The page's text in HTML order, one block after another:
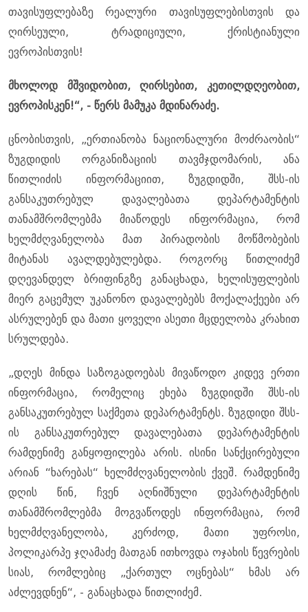
თავისუფლებაზე რეალური თავისუფლებისთვის და
ღირსეული, ტრადიციული, ქრისტიანული
ევროპისთვის!
მხოლოდ მშვიდობით, ღირსებით, კეთილდღეობით,
ევროპისკენ!“, - წერს მამუკა მდინარაძე.
ცნობისთვის, „ერთიანობა ნაციონალური მოძრაობის“
ზუგდიდის ორგანიზაციის თავმჯდომარის, ანა
წითლიძის ინფორმაციით, ზუგდიდში, შსს-ის
განსაკუთრებულ დავალებათა დეპარტამენტის
თანამშრომლებმა მიაწოდეს ინფორმაცია, რომ
ხელმძღვანელობა მათ პირადობის მოწმობების
მიტანას ავალდებულებდა. როგორც წითლიძემ
დღევანდელ ბრიფინგზე განაცხადა, ხელისუფლების
მიერ გაცემულ უკანონო დავალებებს მოქალაქეები არ
ასრულებენ და მათი ყოველი ასეთი მცდელობა კრახით
სრულდება.
„დღეს მინდა საზოგადოებას მივაწოდო კიდევ ერთი
ინფორმაცია, რომელიც ეხება ზუგდიდში შსს-ის
განსაკუთრებულ საქმეთა დეპარტამენტს. ზუგდიდი შსს-
ის განსაკუთრებულ დავალებათა დეპარტამენტის
რამდენიმე განყოფილება არის. ისინი სანქცირებული
არიან “ხარებას“ ხელმძღვანელობის ქვეშ. რამდენიმე
დღის წინ, ჩვენ აღნიშნული დეპარტამენტის
თანამშრომლებმა მოგვაწოდეს ინფორმაცია, რომ
ხელმძღვანელობა, კერძოდ, მათი უფროსი,
პოლიკარპე ჯღამაძე მათგან ითხოვდა ოჯახის წევრების
სიას, რომლებიც „ქართულ ოცნებას“ ხმას არ
აძლევდნენ“, - განაცხადა წითლიძემ.